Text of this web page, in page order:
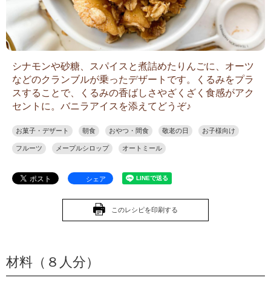
シナモンや砂糖、スパイスと煮詰めたりんごに、オーツ
などのクランブルが乗ったデザートです。くるみをプラ
スすることで、くるみの香ばしさやざくざく食感がアク
セントに。バニラアイスを添えてどうぞ♪
お菓子・デザート 朝食 おやつ・間食 敬老の日 お子様向け
フルーツ メープルシロップ オートミール
シェア
このレシピを印刷する
材料（８人分）